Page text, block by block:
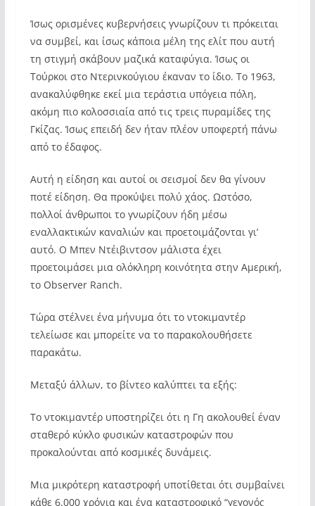
Ίσως ορισμένες κυβερνήσεις γνωρίζουν τι πρόκειται
να συμβεί, και ίσως κάποια μέλη της ελίτ που αυτή
τη στιγμή σκάβουν μαζικά καταφύγια. Ίσως οι
Τούρκοι στο Ντερινκούγιου έκαναν το ίδιο. Το 1963,
ανακαλύφθηκε εκεί μια τεράστια υπόγεια πόλη,
ακόμη πιο κολοσσιαία από τις τρεις πυραμίδες της
Γκίζας. Ίσως επειδή δεν ήταν πλέον υποφερτή πάνω
από το έδαφος.
Αυτή η είδηση ​​και αυτοί οι σεισμοί δεν θα γίνουν
ποτέ είδηση. Θα προκύψει πολύ χάος. Ωστόσο,
πολλοί άνθρωποι το γνωρίζουν ήδη μέσω
εναλλακτικών καναλιών και προετοιμάζονται γι’
αυτό. Ο Μπεν Ντέιβιντσον μάλιστα έχει
προετοιμάσει μια ολόκληρη κοινότητα στην Αμερική,
το Observer Ranch.
Τώρα στέλνει ένα μήνυμα ότι το ντοκιμαντέρ
τελείωσε και μπορείτε να το παρακολουθήσετε
παρακάτω.
Μεταξύ άλλων, το βίντεο καλύπτει τα εξής:
Το ντοκιμαντέρ υποστηρίζει ότι η Γη ακολουθεί έναν
σταθερό κύκλο φυσικών καταστροφών που
προκαλούνται από κοσμικές δυνάμεις.
Μια μικρότερη καταστροφή υποτίθεται ότι συμβαίνει
κάθε 6.000 χρόνια και ένα καταστροφικό “γεγονός